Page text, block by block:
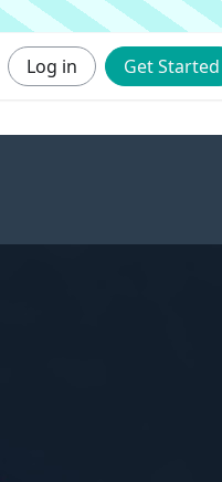
Log in Get Started